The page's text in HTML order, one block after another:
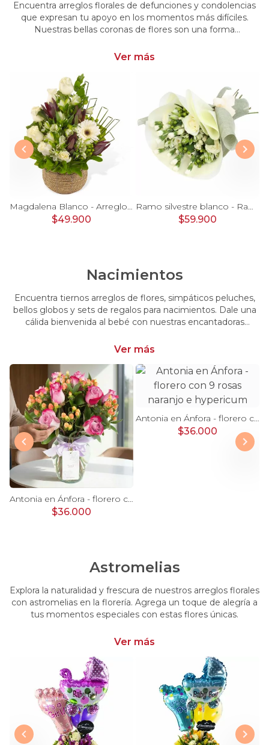
Encuentra arreglos florales de defunciones y condolencias
que expresan tu apoyo en los momentos más difíciles.
Nuestras bellas coronas de flores son una forma
momentos de pérdida.
Ver más
Magdalena Blanco - Arreglo floral con rosas, gerbera y astromelias blancas
$49.900
Ramo silvestre blanco - Ramo de flores circular con rosas blancas, claveles blancos, astromelias e hypericum verde
$59.900
Nacimientos
Encuentra tiernos arreglos de flores, simpáticos peluches,
bellos globos y sets de regalos para nacimientos. Dale una
cálida bienvenida al bebé con nuestras encantadoras
especial.
Ver más
Antonia en Ánfora - florero con 9 rosas lila e hypericum
$36.000
Antonia en Ánfora - florero con 9 rosas naranjo e hypericum
$36.000
Astromelias
Explora la naturalidad y frescura de nuestros arreglos florales
con astromelias en la florería. Agrega un toque de alegría a
tus momentos especiales con estas flores únicas.
Ver más